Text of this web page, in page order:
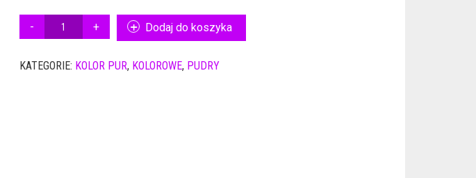
PUDER
NSN
Dodaj do koszyka
KATEGORIE: KOLOR PUR, KOLOROWE, PUDRY